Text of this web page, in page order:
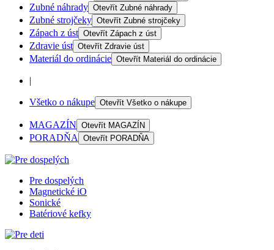
Zubné náhrady Otevřít Zubné náhrady
Zubné strojčeky Otevřít Zubné strojčeky
Zápach z úst Otevřít Zápach z úst
Zdravie úst Otevřít Zdravie úst
Materiál do ordinácie Otevřít Materiál do ordinácie
|
Všetko o nákupe Otevřít Všetko o nákupe
MAGAZÍN Otevřít MAGAZÍN
PORADŇA Otevřít PORADŇA
Pre dospelých
Magnetické iO
Sonické
Batériové kefky